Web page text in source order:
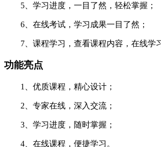
5、学习进度，一目了然，轻松掌握；
6、在线考试，学习成果一目了然；
7、课程学习，查看课程内容，在线学
功能亮点
1、优质课程，精心设计；
2、专家在线，深入交流；
3、学习进度，随时掌握；
4、在线课程，便捷学习。